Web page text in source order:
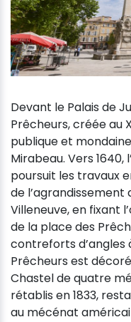
Devant le Palais de
Prêcheurs, créée au
publique et
Mirabeau. Vers
poursuit les travaux
de
Villeneuve, en fixant
de la place des
contreforts d’angles
Prêcheurs est
Chastel de quatre
rétablis en 1833,
au mécénat